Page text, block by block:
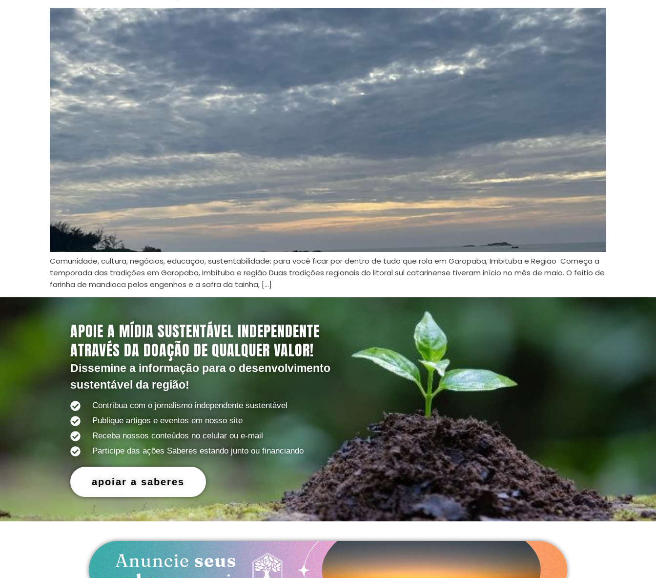
Comunidade, cultura, negócios, educação, sustentabilidade: para você ficar por dentro de tudo que rola em Garopaba, Imbituba e Região Começa a
temporada das tradições em Garopaba, Imbituba e região Duas tradições regionais do litoral sul catarinense tiveram início no mês de maio. O feitio de
farinha de mandioca pelos engenhos e a safra da tainha, […]
APOIE A MÍDIA SUSTENTÁVEL INDEPENDENTE
ATRAVÉS DA DOAÇÃO DE QUALQUER VALOR!
Dissemine a informação para o desenvolvimento
sustentável da região!
Contribua com o jornalismo independente sustentável
Publique artigos e eventos em nosso site
Receba nossos conteúdos no celular ou e-mail
Participe das ações Saberes estando junto ou financiando
apoiar a saberes